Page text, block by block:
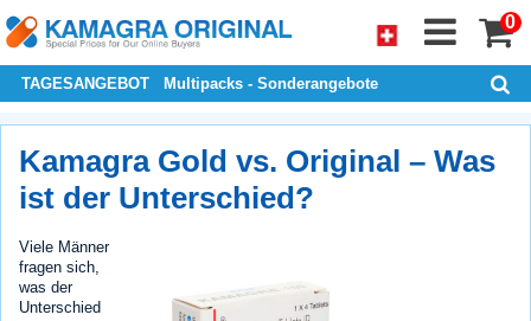
0
TAGESANGEBOT Multipacks - Sonderangebote
Kamagra Gold vs. Original – Was
ist der Unterschied?
Viele Männer
fragen sich,
was der
Unterschied